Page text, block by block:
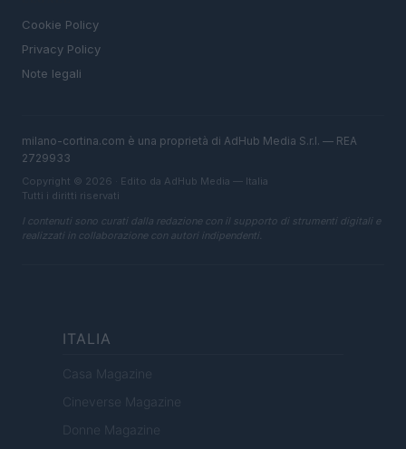
Cookie Policy
Privacy Policy
Note legali
milano-cortina.com è una proprietà di AdHub Media S.r.l. — REA
2729933
Copyright © 2026 · Edito da AdHub Media — Italia
Tutti i diritti riservati
I contenuti sono curati dalla redazione con il supporto di strumenti digitali e
realizzati in collaborazione con autori indipendenti.
ITALIA
Casa Magazine
Cineverse Magazine
Donne Magazine